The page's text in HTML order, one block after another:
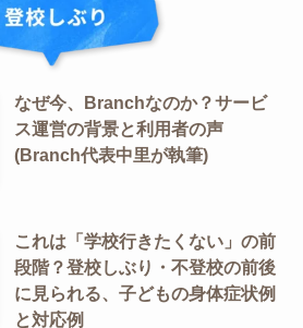
なぜ今、Branchなのか？サービ
ス運営の背景と利用者の声
(Branch代表中里が執筆)
これは「学校行きたくない」の前
段階？登校しぶり・不登校の前後
に見られる、子どもの身体症状例
と対応例